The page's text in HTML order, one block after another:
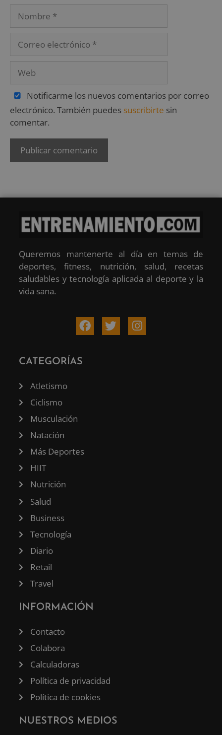
Notificarme los nuevos comentarios por correo
electrónico. También puedes suscribirte sin
comentar.
Queremos mantenerte al día en temas de
deportes, fitness, nutrición, salud, recetas
saludables y tecnología aplicada al deporte y la
vida sana.
CATEGORÍAS
Atletismo
Ciclismo
Musculación
Natación
Más Deportes
HIIT
Nutrición
Salud
Business
Tecnología
Diario
Retail
Travel
INFORMACIÓN
Contacto
Colabora
Calculadoras
Política de privacidad
Política de cookies
NUESTROS MEDIOS